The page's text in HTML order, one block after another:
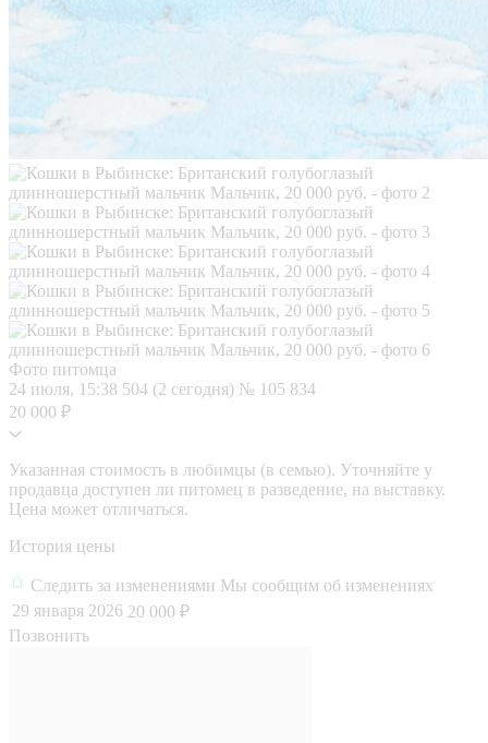
Фото питомца
24 июля, 15:38 504 (2 сегодня) № 105 834
20 000 ₽
Указанная стоимость в любимцы (в семью). Уточняйте у
продавца доступен ли питомец в разведение, на выставку.
Цена может отличаться.
История цены
Следить за изменениями Мы сообщим об изменениях
29 января 2026 20 000 ₽
Позвонить